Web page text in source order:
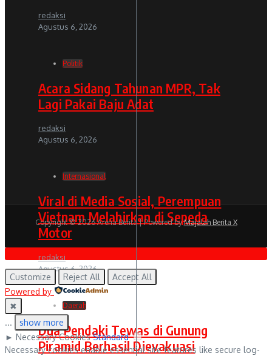
redaksi
Agustus 6, 2026
Politik
Acara Sidang Tahunan MPR, Tak
Lagi Pakai Baju Adat
redaksi
Agustus 6, 2026
Internasional
Viral di Media Sosial, Perempuan
Vietnam Melahirkan di Sepeda
Motor
redaksi
Agustus 6, 2026
Daerah
Dua Pendaki Tewas di Gunung
Piramid Berhasil Dievakuasi
Copyright © 2026 Arena Berita | Powered byMajalah Berita X
Customize Reject All
Accept All
Powered by
✖
...
show more
► Necessary Cookies Standard
Necessary cookies enable essential site features like secure log-